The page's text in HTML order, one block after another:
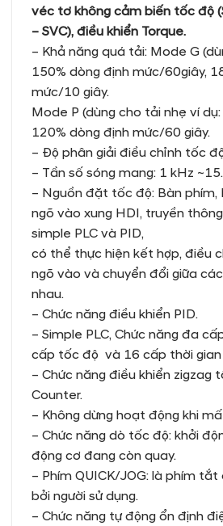
véc tơ không cảm biến tốc độ
– SVC), điều khiển Torque.
– Khả năng quá tải: Mode G
150% dòng định mức/60giây,
mức/10 giây.
Mode P (dùng cho tải nhẹ ví
120% dòng định mức/60 giây.
– Độ phân giải điều chỉnh tốc
– Tần số sóng mang: 1 kHz
– Nguồn đặt tốc độ: Bàn phím,
ngõ vào xung HDI, truyền
simple PLC và PID,
có thể thực hiện kết hợp, điều
ngõ vào và chuyển đổi giữa
nhau.
– Chức năng điều khiển PID.
– Simple PLC, Chức năng đa
cấp tốc độ và 16 cấp thời
– Chức năng điều khiển zigzag
Counter.
– Không dừng hoạt động khi
– Chức năng dò tốc độ: khởi
động cơ đang còn quay.
– Phím QUICK/JOG: là phím
bởi người sử dụng.
– Chức năng tự động ổn định